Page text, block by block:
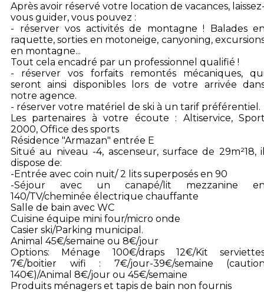
Après avoir réservé votre location de vacances,
vous guider, vous pouvez :
- réserver vos activités de montagne ! Balades
raquette, sorties en motoneige, canyoning,
en montagne...
Tout cela encadré par un professionnel qualifié !
- réserver vos forfaits remontés mécaniques,
seront ainsi disponibles lors de votre arrivée
notre agence.
- réserver votre matériel de ski à un tarif préférentiel.
Les partenaires à votre écoute : Altiservice,
2000, Office des sports
Résidence "Armazan" entrée E
Situé au niveau -4, ascenseur, surface de 29m²18,
dispose de:
-Entrée avec coin nuit/ 2 lits superposés en 90
-Séjour avec un canapé/lit mezzanine
140/TV/cheminée électrique chauffante
Salle de bain avec WC
Cuisine équipe mini four/micro onde
Casier ski/Parking municipal.
Animal 45€/semaine ou 8€/jour
Options: Ménage 100€/draps 12€/Kit
7€/boitier wifi : 7€/jour-39€/semaine
140€)/Animal 8€/jour ou 45€/semaine
Produits ménagers et tapis de bain non fournis